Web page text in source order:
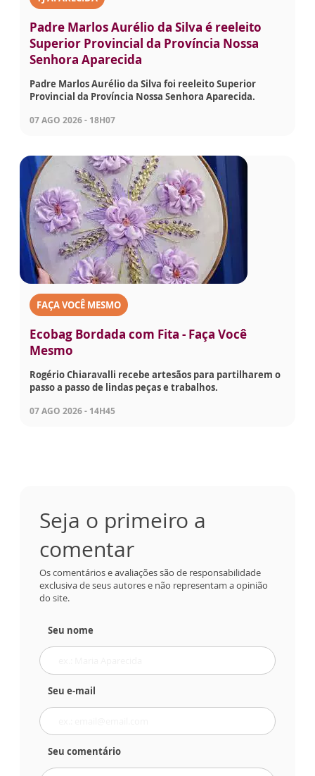
Padre Marlos Aurélio da Silva é reeleito
Superior Provincial da Província Nossa
Senhora Aparecida
Padre Marlos Aurélio da Silva foi reeleito Superior
Provincial da Província Nossa Senhora Aparecida.
07 AGO 2026 - 18H07
FAÇA VOCÊ MESMO
Ecobag Bordada com Fita - Faça Você
Mesmo
Rogério Chiaravalli recebe artesãos para partilharem o
passo a passo de lindas peças e trabalhos.
07 AGO 2026 - 14H45
Seja o primeiro a
comentar
Os comentários e avaliações são de responsabilidade
exclusiva de seus autores e não representam a opinião
do site.
Seu nome
Seu e-mail
Seu comentário